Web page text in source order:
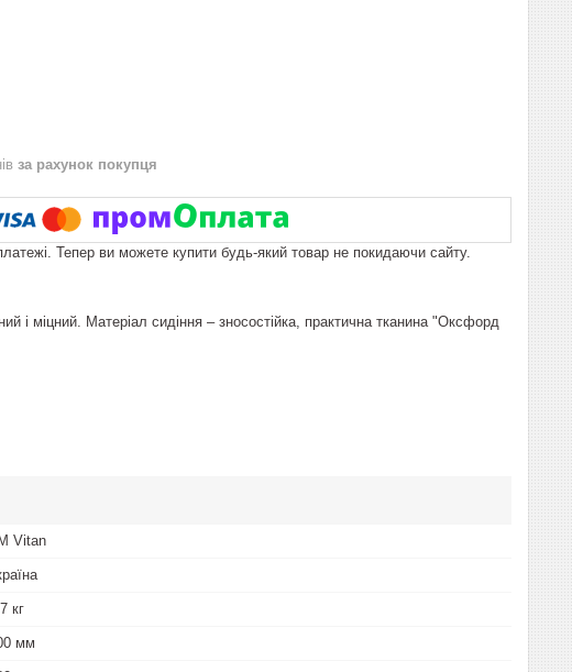
за рахунок покупця
Тепер ви можете купити будь-який товар не покидаючи сайту.
і міцний. Матеріал сидіння – зносостійка, практична тканина "Оксфорд
Vitan
кг
мм